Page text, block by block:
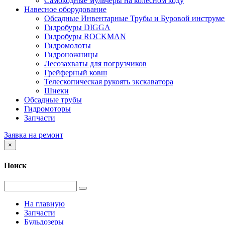
Навесное оборудование
Обсадные Инвентарные Трубы и Буровой
Гидробуры DIGGA
Гидробуры ROCKMAN
Гидромолоты
Гидроножницы
Лесозахваты для погрузчиков
Грейферный ковш
Телескопическая рукоять экскаватора
Шнеки
Обсадные трубы
Гидромоторы
Запчасти
Заявка на ремонт
×
Поиск
На главную
Запчасти
Бульдозеры